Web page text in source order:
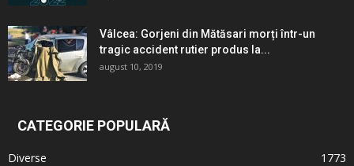
Vâlcea: Gorjeni din Mătăsari morți într-un
tragic accident rutier produs la...
august 10, 2019
CATEGORIE POPULARĂ
Diverse
1773